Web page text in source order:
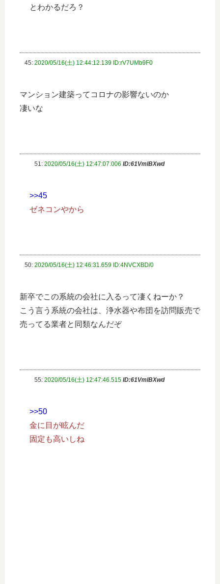
とわかるだろ？
45: 2020/05/16(土) 12:44:12.139 ID:rV7UMb9F0
マンション建築ってコロナの影響ないのか
凄いな
51: 2020/05/16(土) 12:47:07.006 ID:61VmlBXwd
>>45
ゼネコンやから
50: 2020/05/16(土) 12:46:31.659 ID:4NVCXBD/0
新卒でこの系統の会社に入るって凄くねーか？
こう言う系統の会社は、浄水器や布団を訪問販売で
売ってる業者と同類なんだぞ
55: 2020/05/16(土) 12:47:46.515 ID:61VmlBXwd
>>50
金に目が眩んだ
固定も高いしね